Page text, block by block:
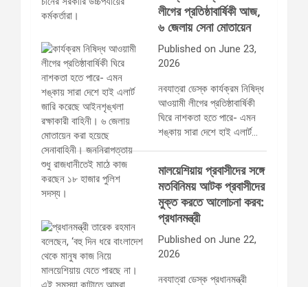
লীগের প্রতিষ্ঠাবার্ষিকী আজ,
৬ জেলায় সেনা মোতায়েন
Published on June 23,
2026
নবযাত্রা ডেস্ক কার্যক্রম নিষিদ্ধ
আওয়ামী লীগের প্রতিষ্ঠাবার্ষিকী
ঘিরে নাশকতা হতে পারে- এমন
শঙ্কায় সারা দেশে হাই এলার্ট…
মালয়েশিয়ায় প্রবাসীদের সঙ্গে
মতবিনিময় আটক প্রবাসীদের
মুক্ত করতে আলোচনা করব:
প্রধানমন্ত্রী
Published on June 22,
2026
নবযাত্রা ডেস্ক প্রধানমন্ত্রী